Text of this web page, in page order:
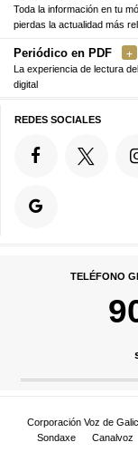
Toda la información en tu
pierdas la actualidad más
Periódico en PDF
La experiencia de lectura
digital
REDES SOCIALES
TELÉFONO
Corporación Voz de
Sondaxe
Canalvoz